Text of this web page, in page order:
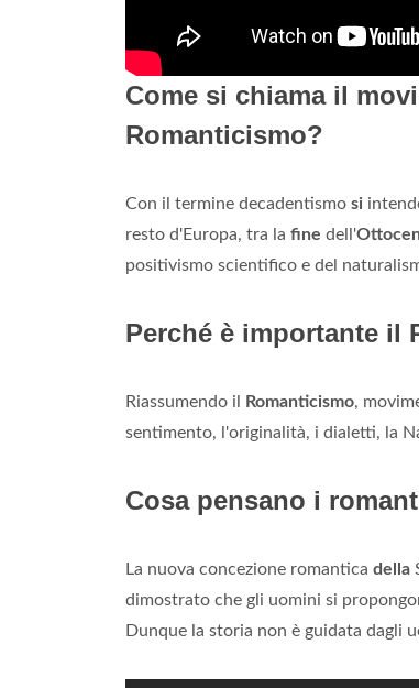
Come si chiama il
Romanticismo?
Con il termine decadentismo si
resto d'Europa, tra la fine dell'
positivismo scientifico e del
Perché è importante il
Riassumendo il Romanticismo,
sentimento, l'originalità, i dialetti, la
Cosa pensano i
La nuova concezione romantica della
dimostrato che gli uomini si
Dunque la storia non è guidata dagli